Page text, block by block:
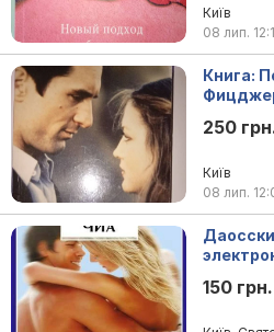
Київ
08 лип.
Книга:
250
Київ
08 лип.
150 грн.